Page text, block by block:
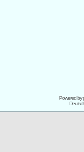
Powered by